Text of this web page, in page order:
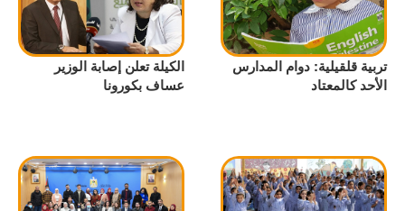
تربية قلقيلية: دوام المدارس
الأحد كالمعتاد
الكيلة تعلن إصابة الوزير
عساف بكورونا